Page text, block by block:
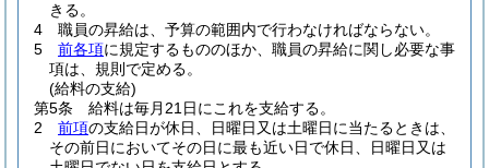
きる。
4
職員の昇給は、予算の範囲内で行わなければならない。
5
前各項に規定するもののほか、職員の昇給に関し必要な事
項は、規則で定める。
(給料の支給)
第5条
給料は毎月21日にこれを支給する。
2
前項の支給日が休日、日曜日又は土曜日に当たるときは、
その前日においてその日に最も近い日で休日、日曜日又は